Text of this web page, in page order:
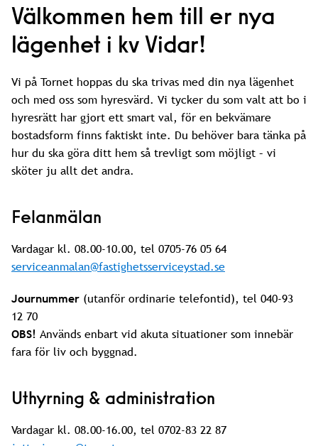
Välkommen hem till er nya
lägenhet i kv Vidar!
Vi på Tornet hoppas du ska trivas med din nya lägenhet
och med oss som hyresvärd. Vi tycker du som valt att bo i
hyresrätt har gjort ett smart val, för en bekvämare
bostadsform finns faktiskt inte. Du behöver bara tänka på
hur du ska göra ditt hem så trevligt som möjligt – vi
sköter ju allt det andra.
Felanmälan
Vardagar kl. 08.00-10.00, tel 0705-76 05 64
serviceanmalan@fastighetsserviceystad.se
Journummer (utanför ordinarie telefontid), tel 040-93
12 70
OBS! Används enbart vid akuta situationer som innebär
fara för liv och byggnad.
Uthyrning & administration
Vardagar kl. 08.00-16.00, tel 0702-83 22 87